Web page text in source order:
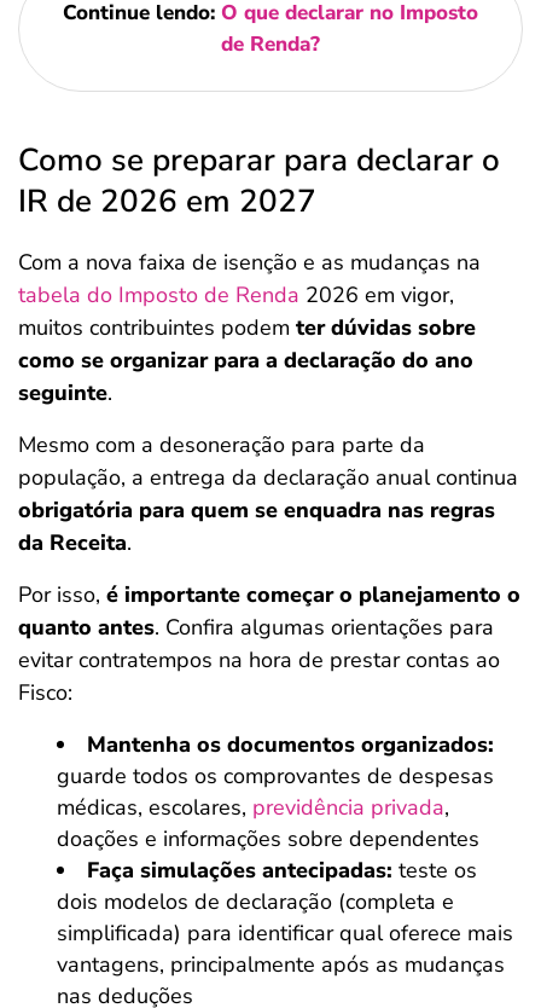
Continue lendo: O que declarar no Imposto
de Renda?
Como se preparar para declarar o
IR de 2026 em 2027
Com a nova faixa de isenção e as mudanças na
tabela do Imposto de Renda 2026 em vigor,
muitos contribuintes podem ter dúvidas sobre
como se organizar para a declaração do ano
seguinte.
Mesmo com a desoneração para parte da
população, a entrega da declaração anual continua
obrigatória para quem se enquadra nas regras
da Receita.
Por isso, é importante começar o planejamento o
quanto antes. Confira algumas orientações para
evitar contratempos na hora de prestar contas ao
Fisco:
Mantenha os documentos organizados:
guarde todos os comprovantes de despesas
médicas, escolares, previdência privada,
doações e informações sobre dependentes
Faça simulações antecipadas: teste os
dois modelos de declaração (completa e
simplificada) para identificar qual oferece mais
vantagens, principalmente após as mudanças
nas deduções